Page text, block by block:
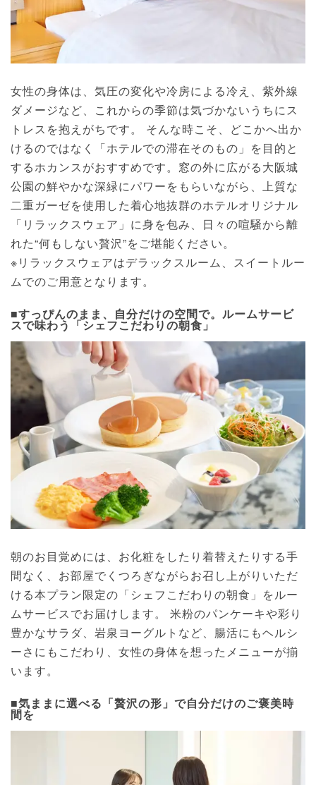
女性の身体は、気圧の変化や冷房による冷え、紫外線
ダメージなど、これからの季節は気づかないうちにス
トレスを抱えがちです。 そんな時こそ、どこかへ出か
けるのではなく「ホテルでの滞在そのもの」を目的と
するホカンスがおすすめです。窓の外に広がる大阪城
公園の鮮やかな深緑にパワーをもらいながら、上質な
二重ガーゼを使用した着心地抜群のホテルオリジナル
「リラックスウェア」に身を包み、日々の喧騒から離
れた“何もしない贅沢”をご堪能ください。
※リラックスウェアはデラックスルーム、スイートルー
ムでのご用意となります。
■すっぴんのまま、自分だけの空間で。ルームサービ
スで味わう「シェフこだわりの朝食」
朝のお目覚めには、お化粧をしたり着替えたりする手
間なく、お部屋でくつろぎながらお召し上がりいただ
ける本プラン限定の「シェフこだわりの朝食」をルー
ムサービスでお届けします。 米粉のパンケーキや彩り
豊かなサラダ、岩泉ヨーグルトなど、腸活にもヘルシ
ーさにもこだわり、女性の身体を想ったメニューが揃
います。
■気ままに選べる「贅沢の形」で自分だけのご褒美時
間を